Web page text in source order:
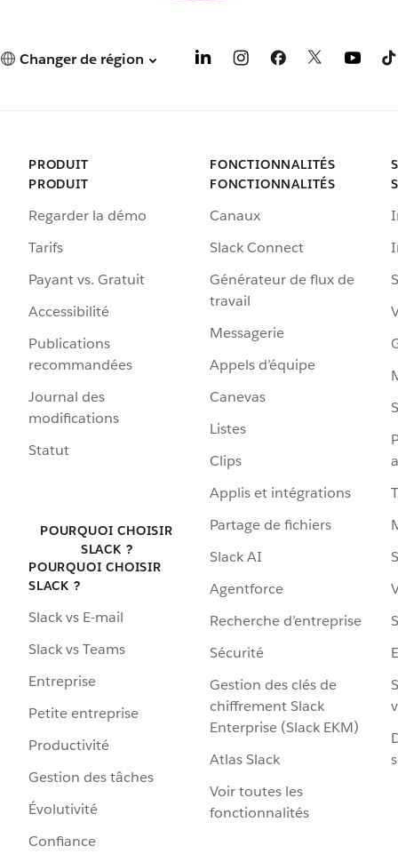
Changer de région
PRODUIT
PRODUIT
Regarder la démo
Tarifs
Payant vs. Gratuit
Accessibilité
Publications
recommandées
Journal des
modifications
Statut
POURQUOI CHOISIR
SLACK ?
POURQUOI CHOISIR
SLACK ?
Slack vs E-mail
Slack vs Teams
Entreprise
Petite entreprise
Productivité
Gestion des tâches
Évolutivité
Confiance
FONCTIONNALITÉS
FONCTIONNALITÉS
Canaux
Slack Connect
Générateur de flux de
travail
Messagerie
Appels d’équipe
Canevas
Listes
Clips
Applis et intégrations
Partage de fichiers
Slack AI
Agentforce
Recherche d’entreprise
Sécurité
Gestion des clés de
chiffrement Slack
Enterprise (Slack EKM)
Atlas Slack
Voir toutes les
fonctionnalités